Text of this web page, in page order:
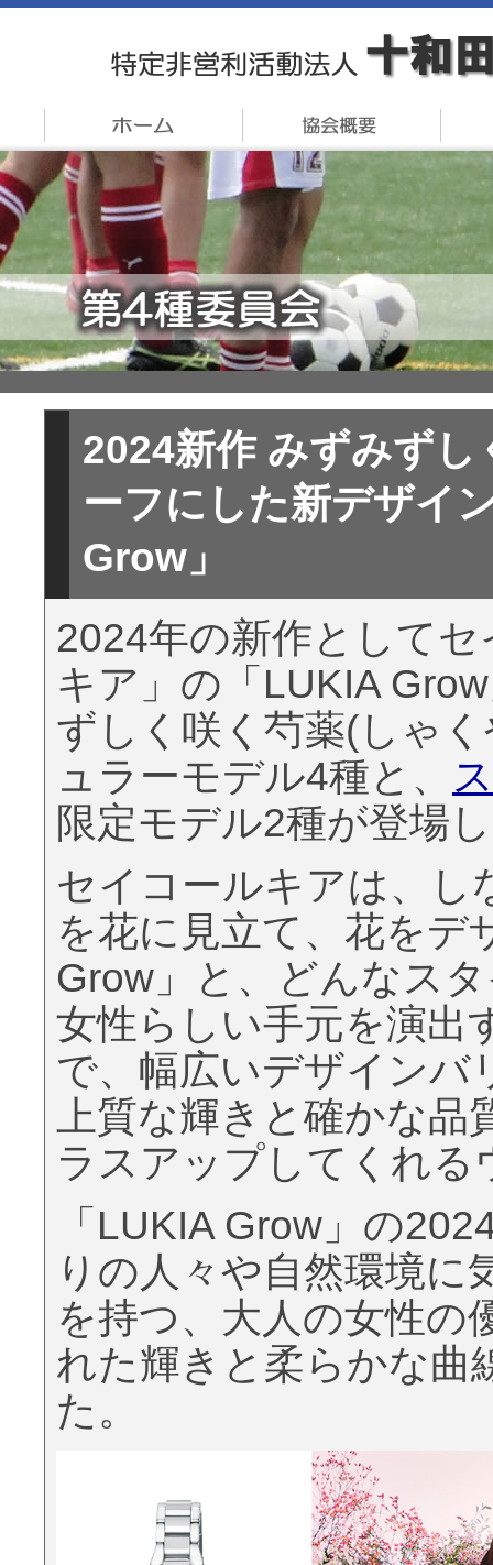
2024新作 みずみず
ーフにした新デザイ
Grow」
2024年の新作として
キア」の「LUKIA
ずしく咲く芍薬(しゃ
ュラーモデル4種と、
限定モデル2種が登場
セイコールキアは、し
を花に見立て、花をデ
Grow」と、どんなス
女性らしい手元を演出
で、幅広いデザインバ
上質な輝きと確かな
ラスアップしてくれ
「LUKIA Grow」の
りの人々や自然環境に
を持つ、大人の女性の
れた輝きと柔らかな曲
た。